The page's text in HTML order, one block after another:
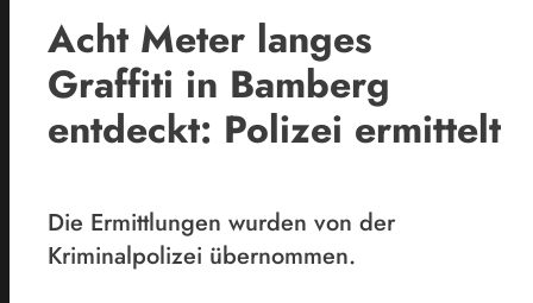
Acht Meter langes
Graffiti in Bamberg
entdeckt: Polizei ermittelt
Die Ermittlungen wurden von der
Kriminalpolizei übernommen.